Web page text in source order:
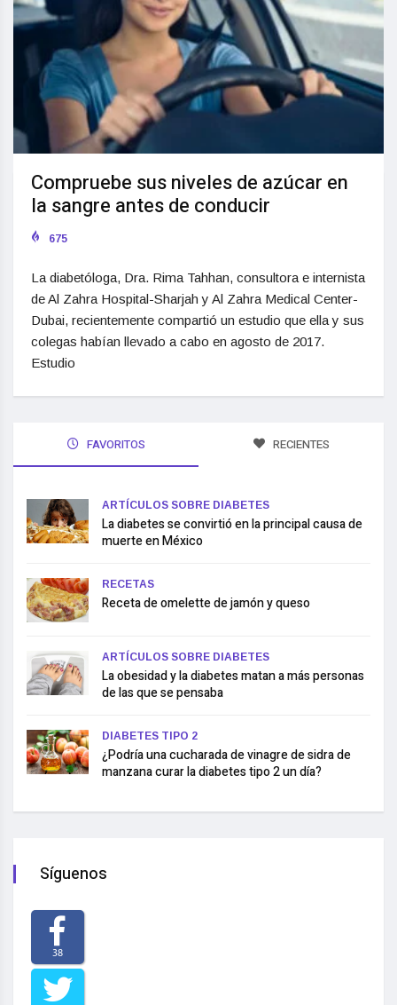
Compruebe sus niveles de azúcar en
la sangre antes de conducir
675
La diabetóloga, Dra. Rima Tahhan, consultora e internista
de Al Zahra Hospital-Sharjah y Al Zahra Medical Center-
Dubai, recientemente compartió un estudio que ella y sus
colegas habían llevado a cabo en agosto de 2017.
Estudio
FAVORITOS RECIENTES
ARTÍCULOS SOBRE DIABETES
La diabetes se convirtió en la principal causa de
muerte en México
RECETAS
Receta de omelette de jamón y queso
ARTÍCULOS SOBRE DIABETES
La obesidad y la diabetes matan a más personas
de las que se pensaba
DIABETES TIPO 2
¿Podría una cucharada de vinagre de sidra de
manzana curar la diabetes tipo 2 un día?
Síguenos
38